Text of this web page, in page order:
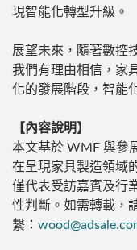
現智能化轉型升級。
展望未來，隨著數控
我們有理由相信，家
化的發展階段，智能
【內容說明】
本文基於 WMF 與參
在呈現家具製造領域
僅代表受訪嘉賓及行
性判斷。如需轉載，
繫：